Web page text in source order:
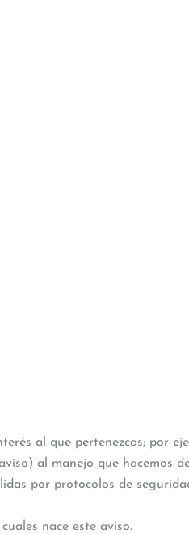
al que pertenezcas; por
al manejo que hacemos
por protocolos de
nace este aviso.